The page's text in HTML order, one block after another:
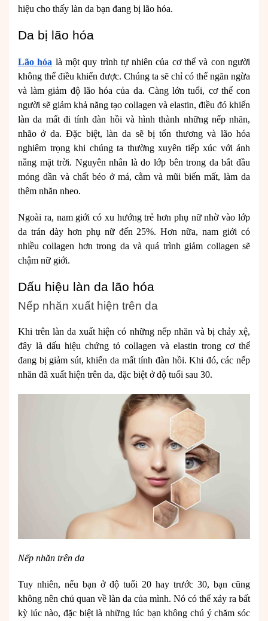
hiệu cho thấy làn da bạn đang bị lão hóa.
Da bị lão hóa
Lão hóa là một quy trình tự nhiên của cơ thể và con người
không thể điều khiển được. Chúng ta sẽ chỉ có thể ngăn ngừa
và làm giảm độ lão hóa của da. Càng lớn tuổi, cơ thể con
người sẽ giảm khả năng tạo collagen và elastin, điều đó khiến
làn da mất đi tính đàn hồi và hình thành những nếp nhăn,
nhão ở da. Đặc biệt, làn da sẽ bị tổn thương và lão hóa
nghiêm trọng khi chúng ta thường xuyên tiếp xúc với ánh
nắng mặt trời. Nguyên nhân là do lớp bên trong da bắt đầu
mỏng dần và chất béo ở má, cằm và mũi biến mất, làm da
thêm nhăn nheo.
Ngoài ra, nam giới có xu hướng trẻ hơn phụ nữ nhờ vào lớp
da trán dày hơn phụ nữ đến 25%. Hơn nữa, nam giới có
nhiều collagen hơn trong da và quá trình giảm collagen sẽ
chậm nữ giới.
Dấu hiệu làn da lão hóa
Nếp nhăn xuất hiện trên da
Khi trên làn da xuất hiện có những nếp nhăn và bị chảy xệ,
đây là dấu hiệu chứng tỏ collagen và elastin trong cơ thể
đang bị giảm sút, khiến da mất tính đàn hồi. Khi đó, các nếp
nhăn đã xuất hiện trên da, đặc biệt ở độ tuổi sau 30.
Nếp nhăn trên da
Tuy nhiên, nếu bạn ở độ tuổi 20 hay trước 30, bạn cũng
không nên chủ quan về làn da của mình. Nó có thể xảy ra bất
kỳ lúc nào, đặc biệt là những lúc bạn không chú ý chăm sóc